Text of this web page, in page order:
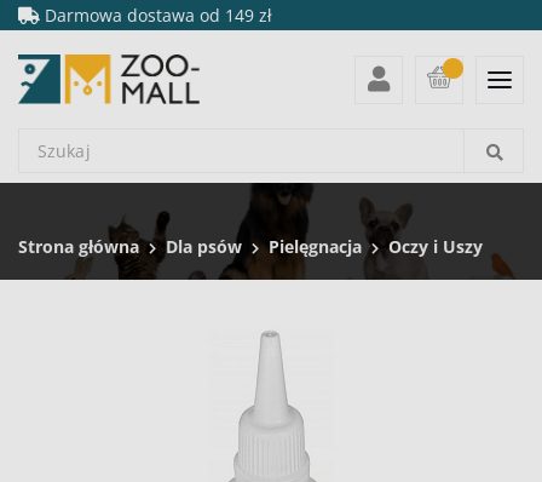
Darmowa dostawa od 149 zł
Strona główna Dla psów Pielęgnacja Oczy i Uszy